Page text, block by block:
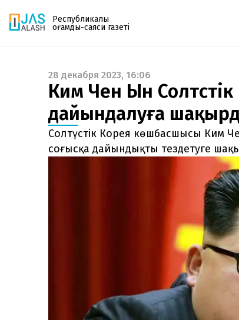
Республикалық
қоғамдық-саяси газеті
Газетке жазылу
PDF форматтағы газетті ай сайын электронды
поштаңызға алып отырыңыз. Жаңа нөмір
шыққан сәтте сізге бірден жіберіледі. Тек email
енгізіңіз, біз қалғанын өзіміз жібереміз.
28 декабря 2023, 16:06
Ким Чен Ын
дайындалуға
Солтүстік Корея көшбасшысы Ким
соғысқа дайындықты тездетуге